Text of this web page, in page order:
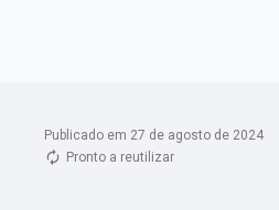
Publicado em 27 de agosto de 2024
Pronto a reutilizar